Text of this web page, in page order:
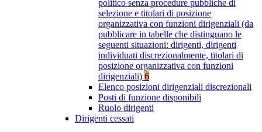
politico senza procedure pubbliche di
selezione e titolari di posizione
organizzativa con funzioni dirigenziali (da
pubblicare in tabelle che distinguano le
seguenti situazioni: dirigenti, dirigenti
individuati discrezionalmente, titolari di
posizione organizzativa con funzioni
dirigenziali) 6
Elenco posizioni dirigenziali discrezionali
Posti di funzione disponibili
Ruolo dirigenti
Dirigenti cessati